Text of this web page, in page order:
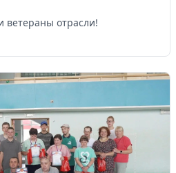
ветераны отрасли!